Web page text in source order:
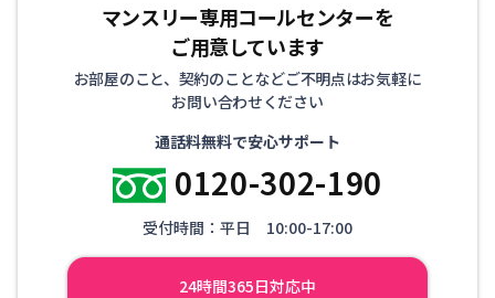
マンスリー専用コールセンターを
ご用意しています
お部屋のこと、契約のことなどご不明点はお気軽に
お問い合わせください
通話料無料で安心サポート
0120-302-190
受付時間：平日 10:00-17:00
24時間365日対応中